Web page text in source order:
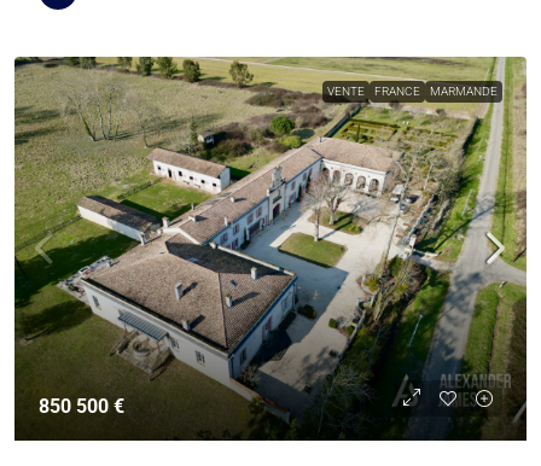
VENTE FRANCE MARMANDE
850 500 €